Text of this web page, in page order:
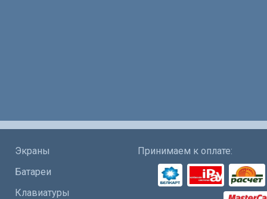
Экраны
Батареи
Клавиатуры
Принимаем к оплате: